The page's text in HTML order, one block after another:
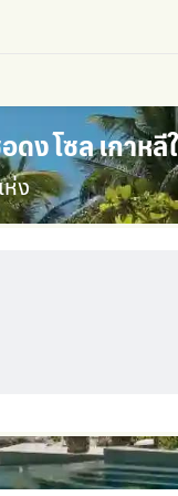
ง โซล เกาหลี
ง